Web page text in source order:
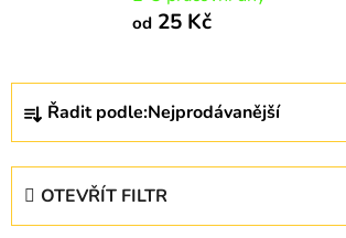
od 25 Kč
Ř
z
Řadit podle:Nejprodávanější
OTEVŘÍT FILTR